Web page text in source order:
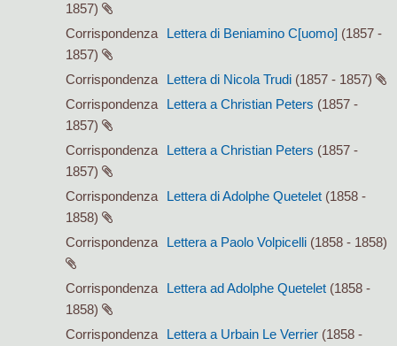
1857)
Corrispondenza
Lettera di Beniamino C[uomo] (1857 -
1857)
Corrispondenza
Lettera di Nicola Trudi (1857 - 1857)
Corrispondenza
Lettera a Christian Peters (1857 -
1857)
Corrispondenza
Lettera a Christian Peters (1857 -
1857)
Corrispondenza
Lettera di Adolphe Quetelet (1858 -
1858)
Corrispondenza
Lettera a Paolo Volpicelli (1858 - 1858)
Corrispondenza Lettera ad Adolphe Quetelet (1858 -
1858)
Corrispondenza
Lettera a Urbain Le Verrier (1858 -